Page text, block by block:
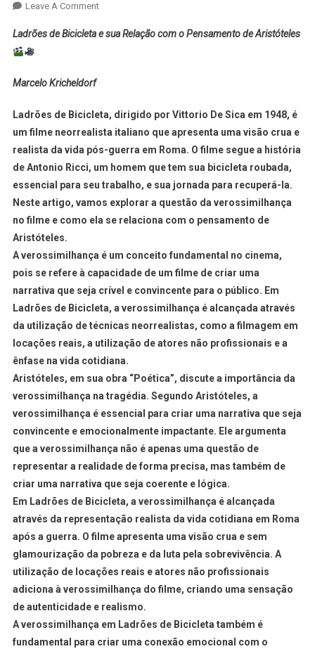
Leave A Comment
Ladrões de Bicicleta e sua Relação com o Pensamento de Aristóteles
Marcelo Kricheldorf
Ladrões de Bicicleta, dirigido por Vittorio De Sica em 1948, é
um filme neorrealista italiano que apresenta uma visão crua e
realista da vida pós-guerra em Roma. O filme segue a história
de Antonio Ricci, um homem que tem sua bicicleta roubada,
essencial para seu trabalho, e sua jornada para recuperá-la.
Neste artigo, vamos explorar a questão da verossimilhança
no filme e como ela se relaciona com o pensamento de
Aristóteles.
A verossimilhança é um conceito fundamental no cinema,
pois se refere à capacidade de um filme de criar uma
narrativa que seja crível e convincente para o público. Em
Ladrões de Bicicleta, a verossimilhança é alcançada através
da utilização de técnicas neorrealistas, como a filmagem em
locações reais, a utilização de atores não profissionais e a
ênfase na vida cotidiana.
Aristóteles, em sua obra “Poética”, discute a importância da
verossimilhança na tragédia. Segundo Aristóteles, a
verossimilhança é essencial para criar uma narrativa que seja
convincente e emocionalmente impactante. Ele argumenta
que a verossimilhança não é apenas uma questão de
representar a realidade de forma precisa, mas também de
criar uma narrativa que seja coerente e lógica.
Em Ladrões de Bicicleta, a verossimilhança é alcançada
através da representação realista da vida cotidiana em Roma
após a guerra. O filme apresenta uma visão crua e sem
glamourização da pobreza e da luta pela sobrevivência. A
utilização de locações reais e atores não profissionais
adiciona à verossimilhança do filme, criando uma sensação
de autenticidade e realismo.
A verossimilhança em Ladrões de Bicicleta também é
fundamental para criar uma conexão emocional com o